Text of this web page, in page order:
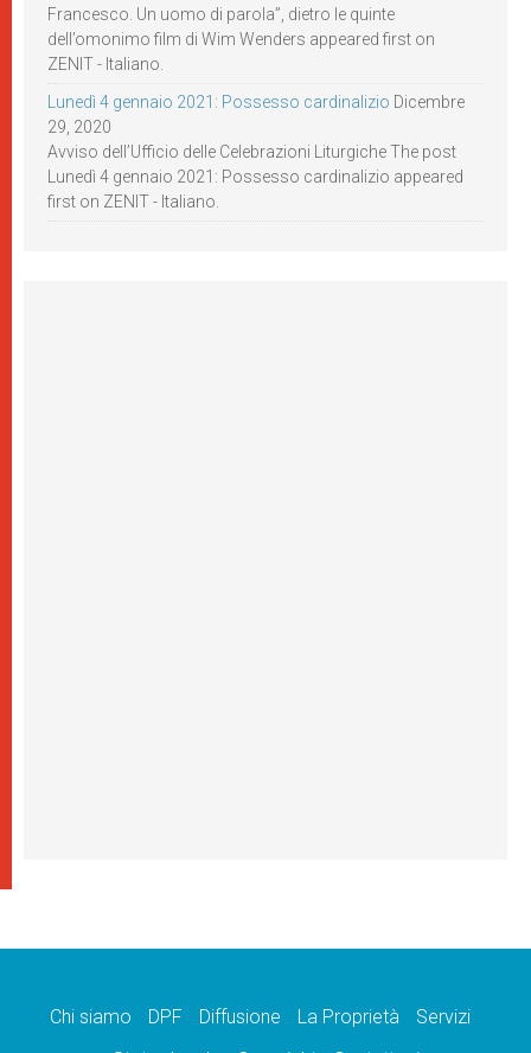
Francesco. Un uomo di parola”, dietro le quinte
dell’omonimo film di Wim Wenders appeared first on
ZENIT - Italiano.
Lunedì 4 gennaio 2021: Possesso cardinalizio Dicembre
29, 2020
Avviso dell’Ufficio delle Celebrazioni Liturgiche The post
Lunedì 4 gennaio 2021: Possesso cardinalizio appeared
first on ZENIT - Italiano.
Chi siamo DPF Diffusione La Proprietà
Servizi